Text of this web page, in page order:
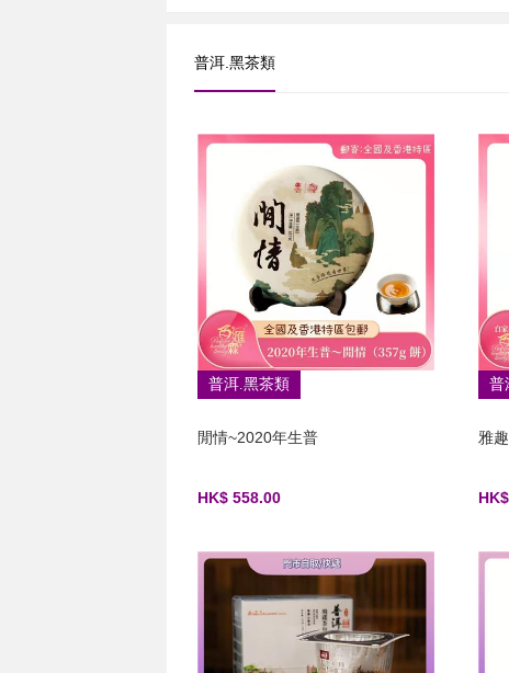
普洱.黑茶類
普洱.黑茶類
閒情~2020年生普
HK$ 558.00
普
雅